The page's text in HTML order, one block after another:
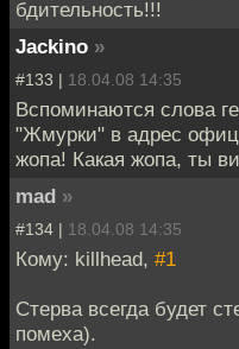
бдительность!!!
Jackino »
#133 | 18.04.08 14:35
Вспоминаются слова
"Жмурки" в адрес
жопа! Какая жопа, ты
mad »
#134 | 18.04.08 14:35
Кому: killhead, #1
Стерва всегда будет
помеха).